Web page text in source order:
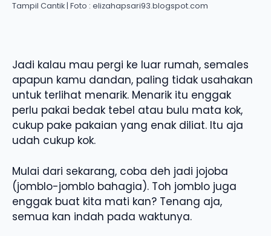
Tampil Cantik | Foto : elizahapsari93.blogspot.com
Jadi kalau mau pergi ke luar rumah, semales
apapun kamu dandan, paling tidak usahakan
untuk terlihat menarik. Menarik itu enggak
perlu pakai bedak tebel atau bulu mata kok,
cukup pake pakaian yang enak diliat. Itu aja
udah cukup kok.
Mulai dari sekarang, coba deh jadi jojoba
(jomblo-jomblo bahagia). Toh jomblo juga
enggak buat kita mati kan? Tenang aja,
semua kan indah pada waktunya.